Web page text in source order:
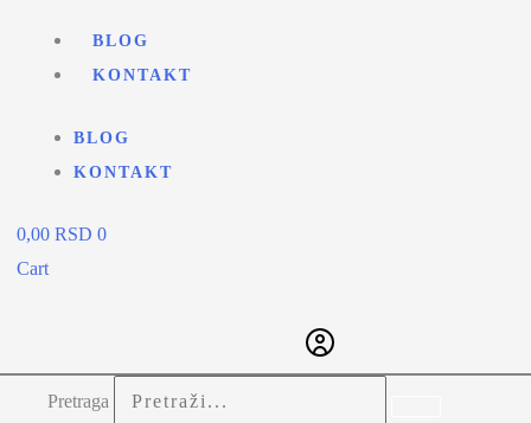
BLOG
KONTAKT
BLOG
KONTAKT
0,00 RSD 0
Cart
Pretraga